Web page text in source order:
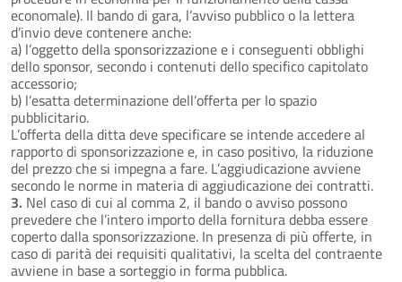
economale). Il bando di gara, l’avviso pubblico o la lettera
d’invio deve contenere anche:
a) l’oggetto della sponsorizzazione e i conseguenti obblighi
dello sponsor, secondo i contenuti dello specifico capitolato
accessorio;
b) l’esatta determinazione dell’offerta per lo spazio
pubblicitario.
L’offerta della ditta deve specificare se intende accedere al
rapporto di sponsorizzazione e, in caso positivo, la riduzione
del prezzo che si impegna a fare. L’aggiudicazione avviene
secondo le norme in materia di aggiudicazione dei contratti.
3. Nel caso di cui al comma 2, il bando o avviso possono
prevedere che l’intero importo della fornitura debba essere
coperto dalla sponsorizzazione. In presenza di più offerte, in
caso di parità dei requisiti qualitativi, la scelta del contraente
avviene in base a sorteggio in forma pubblica.